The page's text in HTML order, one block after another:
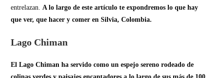
entrelazan.A lo largo de este artículo te expondremos lo que hay
que ver, que hacer y comer en Silvia, Colombia.
Lago Chiman
El Lago Chiman ha servido como un espejo sereno rodeado de